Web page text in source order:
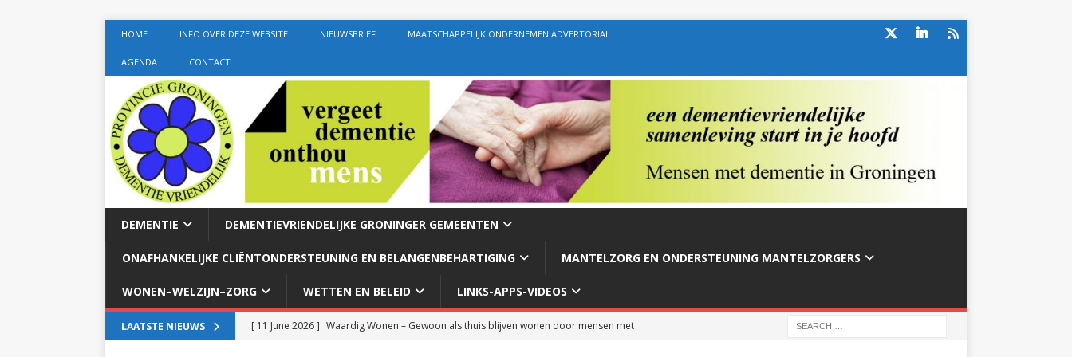
HOME INFO OVER DEZE WEBSITE NIEUWSBRIEF MAATSCHAPPELIJK ONDERNEMEN ADVERTORIAL
AGENDA CONTACT
DEMENTIE DEMENTIEVRIENDELIJKE GRONINGER GEMEENTEN
ONAFHANKELIJKE CLIËNTONDERSTEUNING EN BELANGENBEHARTIGING MANTELZORG EN ONDERSTEUNING MANTELZORGERS
WONEN–WELZIJN–ZORG WETTEN EN BELEID LINKS-APPS-VIDEOS
LAATSTE NIEUWS [ 11 June 2026 ] Waardig Wonen – Gewoon als thuis blijven wonen door mensen met